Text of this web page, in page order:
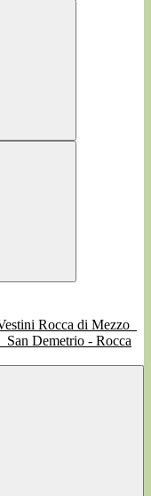
San Demetrio - Rocca